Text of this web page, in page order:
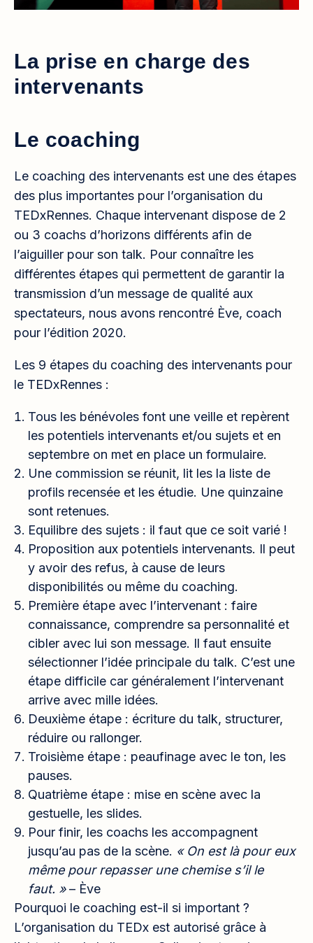
La prise en charge des
intervenants
Le coaching
Le coaching des intervenants est une des étapes
des plus importantes pour l’organisation du
TEDxRennes. Chaque intervenant dispose de 2
ou 3 coachs d’horizons différents afin de
l’aiguiller pour son talk. Pour connaître les
différentes étapes qui permettent de garantir la
transmission d’un message de qualité aux
spectateurs, nous avons rencontré Ève, coach
pour l’édition 2020.
Les 9 étapes du coaching des intervenants pour
le TEDxRennes :
Tous les bénévoles font une veille et repèrent
les potentiels intervenants et/ou sujets et en
septembre on met en place un formulaire.
Une commission se réunit, lit les la liste de
profils recensée et les étudie. Une quinzaine
sont retenues.
Equilibre des sujets : il faut que ce soit varié !
Proposition aux potentiels intervenants. Il peut
y avoir des refus, à cause de leurs
disponibilités ou même du coaching.
Première étape avec l’intervenant : faire
connaissance, comprendre sa personnalité et
cibler avec lui son message. Il faut ensuite
sélectionner l’idée principale du talk. C’est une
étape difficile car généralement l’intervenant
arrive avec mille idées.
Deuxième étape : écriture du talk, structurer,
réduire ou rallonger.
Troisième étape : peaufinage avec le ton, les
pauses.
Quatrième étape : mise en scène avec la
gestuelle, les slides.
Pour finir, les coachs les accompagnent
jusqu’au pas de la scène. « On est là pour eux
même pour repasser une chemise s’il le
faut. »– Ève
Pourquoi le coaching est-il si important ?
L’organisation du TEDx est autorisé grâce à